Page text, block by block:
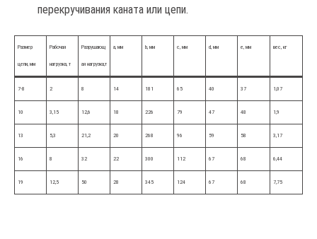
перекручивания каната или цепи.
Размер
цепи, мм
Рабочая
нагрузка, т
Разрушающ
ая нагрузка,т
a, мм b, мм c, мм d, мм e, мм вес, кг
7-8 2 8 14 181 65 40 37 1,07
10 3,15 12,6 18 226 79 47 48 1,9
13 5,3 21,2 20 268 96 59 58 3,17
16 8 32 22 300 112 67 68 6,44
19 12,5 50 28 345 124 67 68 7,75